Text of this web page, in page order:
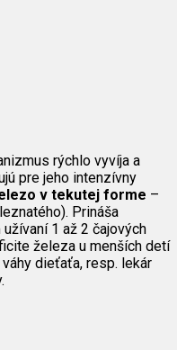
rýchlo vyvíja a
pre jeho intenzívny
v tekutej forme –
Prináša
1 až 2 čajových
železa u menších detí
dieťaťa, resp. lekár